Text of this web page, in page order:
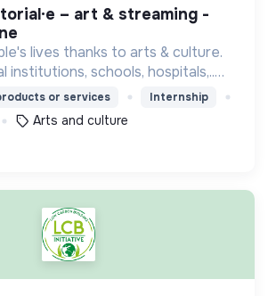
lives thanks to arts & culture.
institutions, schools, hospitals,..
well-being with curated
through streaming.
or services Internship
Arts and culture